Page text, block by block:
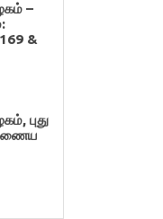
–
&
புது